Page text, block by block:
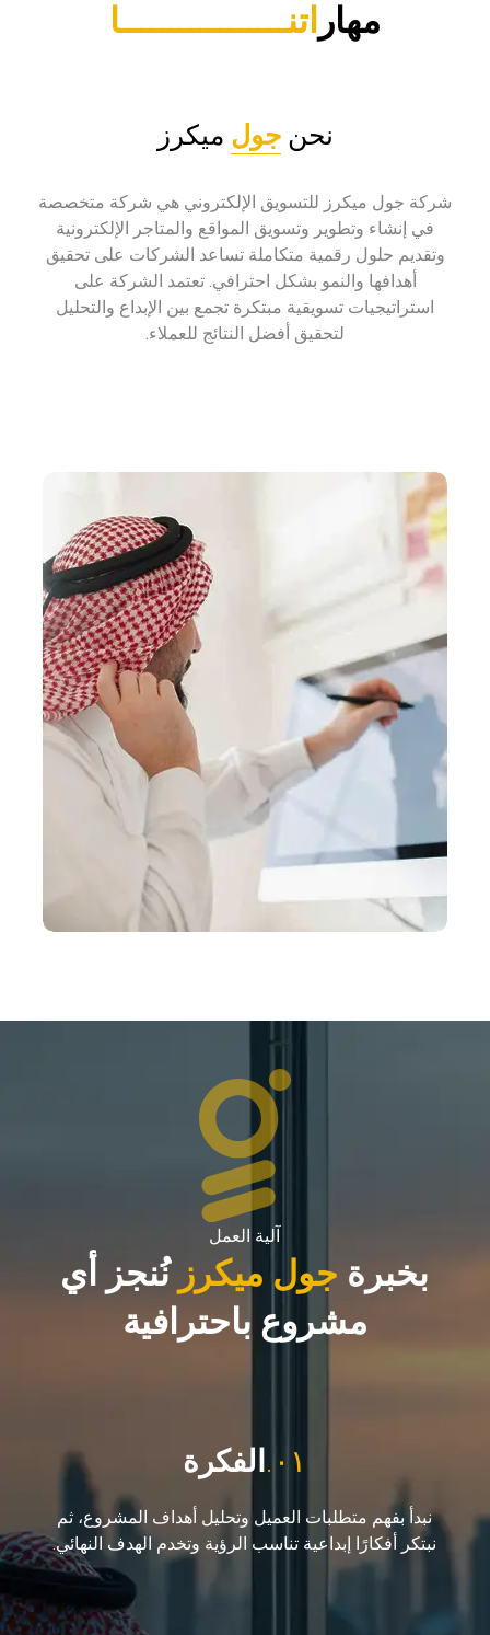
مهار اتنـــــــــــــــــا
نحن جول ميكرز
شركة جول ميكرز للتسويق الإلكتروني هي شركة متخصصة
في إنشاء وتطوير وتسويق المواقع والمتاجر الإلكترونية
وتقديم حلول رقمية متكاملة تساعد الشركات على تحقيق
أهدافها والنمو بشكل احترافي. تعتمد الشركة على
استراتيجيات تسويقية مبتكرة تجمع بين الإبداع والتحليل
لتحقيق أفضل النتائج للعملاء.
آلية العمل
بخبرة جول ميكرزنُنجز أي
مشروع باحترافية
٠١. الفكرة
نبدأ بفهم متطلبات العميل وتحليل أهداف المشروع، ثم
نبتكر أفكارًا إبداعية تناسب الرؤية وتخدم الهدف النهائي.